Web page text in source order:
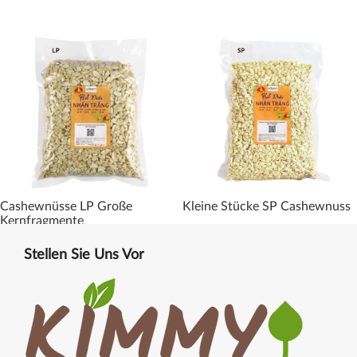
Cashewnüsse LP Große
Kernfragmente
Kleine Stücke SP Cashewnuss
Stellen Sie Uns Vor